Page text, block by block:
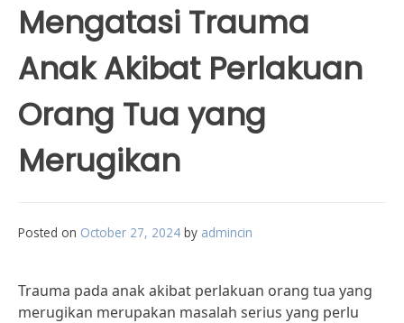
Mengatasi Trauma
Anak Akibat Perlakuan
Orang Tua yang
Merugikan
Posted on October 27, 2024 by admincin
Trauma pada anak akibat perlakuan orang tua yang
merugikan merupakan masalah serius yang perlu